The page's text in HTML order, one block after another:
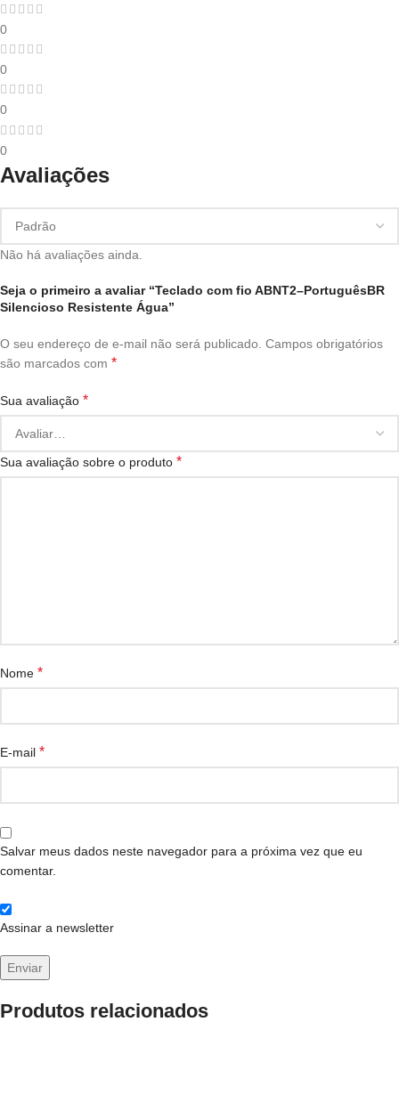
0
0
0
0
Avaliações
Não há avaliações ainda.
Seja o primeiro a avaliar “Teclado com fio ABNT2–PortuguêsBR
Silencioso Resistente Água”
O seu endereço de e-mail não será publicado. Campos obrigatórios
são marcados com *
Sua avaliação *
Sua avaliação sobre o produto *
Nome *
E-mail *
Salvar meus dados neste navegador para a próxima vez que eu
comentar.
Assinar a newsletter
Produtos relacionados